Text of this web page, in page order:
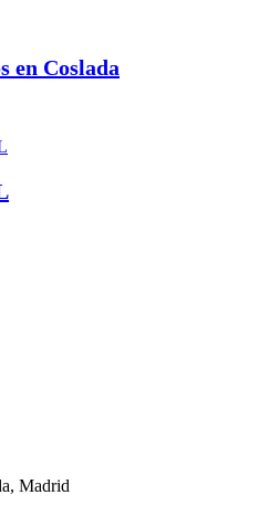
en Coslada
Madrid